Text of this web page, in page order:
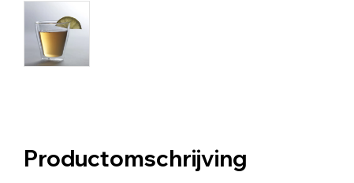
Productomschrijving